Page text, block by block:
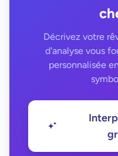
Décrivez votre
d'analyse vous
personnalisée